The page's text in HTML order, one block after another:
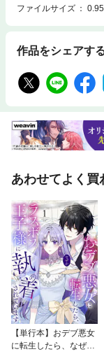
ファイルサイズ
作品をシェアす
あわせてよく買
【単行本】おデブ悪女
に転生したら、なぜか